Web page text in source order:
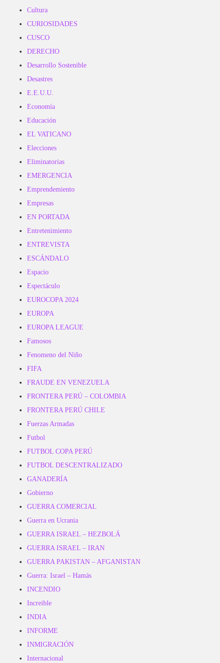
Cultura
CURIOSIDADES
CUSCO
DERECHO
Desarrollo Sostenible
Desastres
E.E.U.U.
Economía
Educación
EL VATICANO
Elecciones
Eliminatorias
EMERGENCIA
Emprendemiento
Empresas
EN PORTADA
Entretenimiento
ENTREVISTA
ESCÁNDALO
Espacio
Espectáculo
EUROCOPA 2024
EUROPA
EUROPA LEAGUE
Famosos
Fenomeno del Niño
FIFA
FRAUDE EN VENEZUELA
FRONTERA PERÚ – COLOMBIA
FRONTERA PERÚ CHILE
Fuerzas Armadas
Futbol
FUTBOL COPA PERÚ
FUTBOL DESCENTRALIZADO
GANADERÍA
Gobierno
GUERRA COMERCIAL
Guerra en Ucrania
GUERRA ISRAEL – HEZBOLÁ
GUERRA ISRAEL – IRAN
GUERRA PAKISTAN – AFGANISTAN
Guerra: Israel – Hamás
INCENDIO
Increible
INDIA
INFORME
INMIGRACIÓN
Internacional